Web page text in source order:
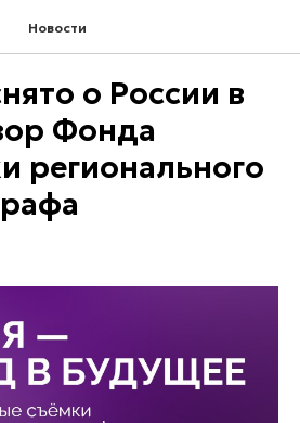
Новости
о России в
Фонда
регионального